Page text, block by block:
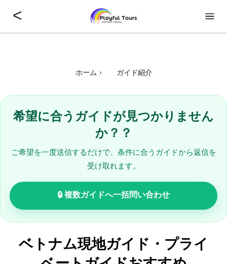
<
ホーム ガイド紹介
希望に合うガイドが見つかりません
か？？
ご希望を一度送信するだけで、条件に合うガイドから返信を
受け取れます。
🔒 複数ガイドへ一括問い合わせ
ベトナム現地ガイド・プライ